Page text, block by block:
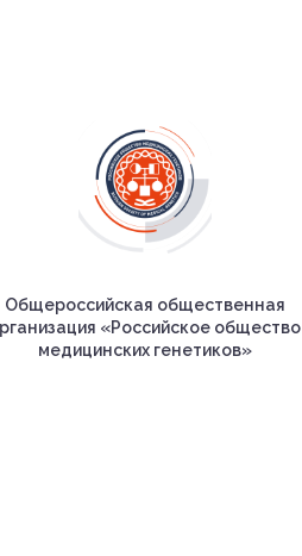
Общероссийская общественная
«Российское общество
медицинских генетиков»